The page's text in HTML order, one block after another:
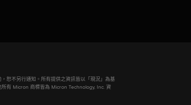
恕不另行通知。所有提供之資訊皆以「現況」為基
有 Micron 商標皆為 Micron Technology, Inc. 資